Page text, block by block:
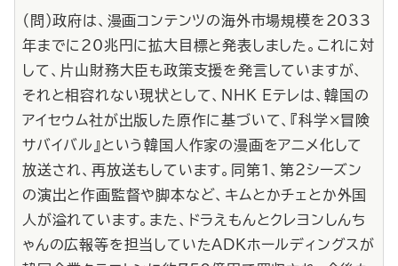
（問）政府は、漫画コンテンツの海外市場規模を2033
年までに20兆円に拡大目標と発表しました。これに対
して、片山財務大臣も政策支援を発言していますが、
それと相容れない現状として、NHK Eテレは、韓国の
アイセウム社が出版した原作に基づいて、『科学×冒険
サバイバル』という韓国人作家の漫画をアニメ化して
放送され、再放送もしています。同第１、第２シーズン
の演出と作画監督や脚本など、キムとかチェとか外国
人が溢れています。また、ドラえもんとクレヨンしんち
ゃんの広報等を担当していたADKホールディングスが